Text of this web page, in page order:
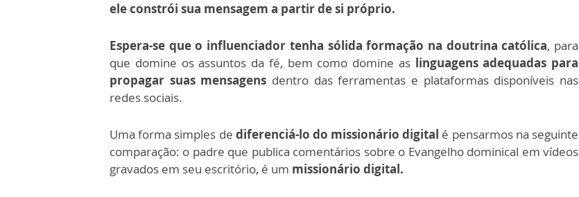
ele constrói sua mensagem a partir de si próprio.
Espera-se que o influenciador tenha sólida formação na doutrina católica, para
que domine os assuntos da fé, bem como domine as linguagens adequadas para
propagar suas mensagens dentro das ferramentas e plataformas disponíveis nas
redes sociais.
Uma forma simples de diferenciá-lo do missionário digital é pensarmos na seguinte
comparação: o padre que publica comentários sobre o Evangelho dominical em vídeos
gravados em seu escritório, é um missionário digital.